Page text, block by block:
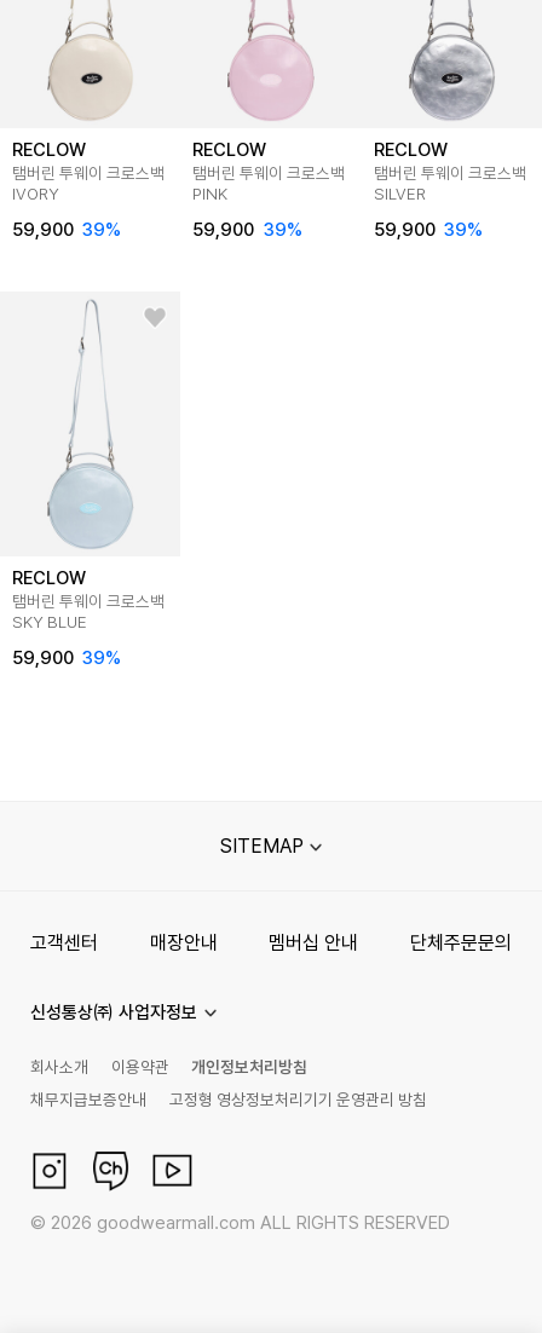
RECLOW
탬버린 투웨이 크로스백
IVORY
59,900 39%
RECLOW
탬버린 투웨이 크로스백
PINK
59,900 39%
RECLOW
탬버린 투웨이 크로스백
SILVER
59,900 39%
RECLOW
탬버린 투웨이 크로스백
SKY BLUE
59,900 39%
SITEMAP
고객센터 매장안내 멤버십 안내 단체주문문의
신성통상㈜ 사업자정보
회사소개 이용약관
개인정보처리방침
채무지급보증안내
고정형 영상정보처리기기 운영관리 방침
© 2026 goodwearmall.com ALL RIGHTS RESERVED